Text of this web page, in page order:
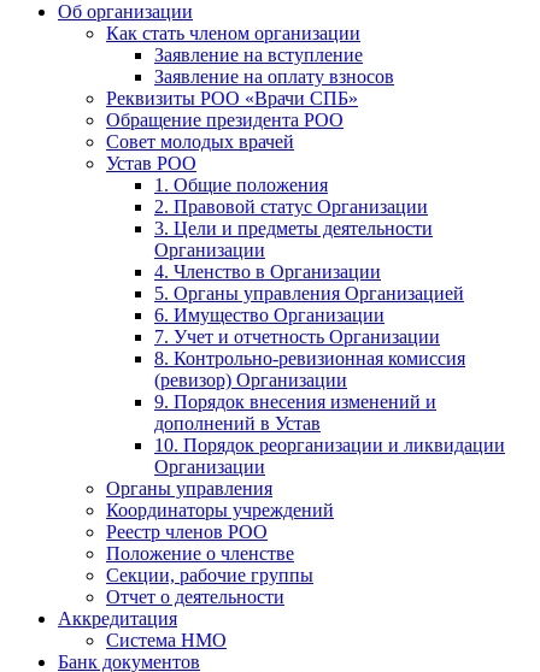
Об организации
Как стать членом организации
Заявление на вступление
Заявление на оплату взносов
Реквизиты РОО «Врачи СПБ»
Обращение президента РОО
Совет молодых врачей
Устав РОО
1. Общие положения
2. Правовой статус Организации
3. Цели и предметы деятельности
Организации
4. Членство в Организации
5. Органы управления Организацией
6. Имущество Организации
7. Учет и отчетность Организации
8. Контрольно-ревизионная комиссия
(ревизор) Организации
9. Порядок внесения изменений и
дополнений в Устав
10. Порядок реорганизации и ликвидации
Организации
Органы управления
Координаторы учреждений
Реестр членов РОО
Положение о членстве
Секции, рабочие группы
Отчет о деятельности
Аккредитация
Система НМО
Банк документов